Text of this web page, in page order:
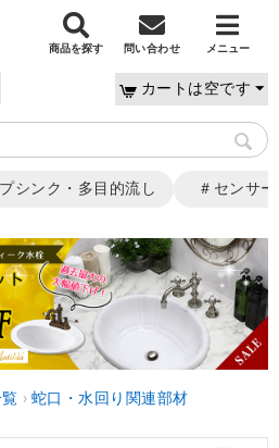
商品を探す 問い合わせ メニュー
カートは空です
シンク・多目的流し ＃センサ
› 蛇口・水回り関連部材